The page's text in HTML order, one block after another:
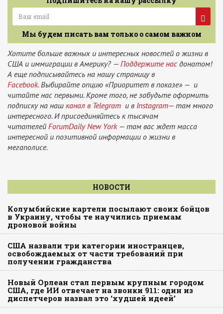
Мы будем писать вам только о самом важном
Хотите больше важных и интересных новостей о жизни в
США и иммиграции в Америку? — Поддержите нас донатом!
А еще подписывайтесь на нашу страницу в
Facebook.Выбирайте опцию «Приоритет в показе» — и
читайте нас первыми. Кроме того, не забудьте оформить
подписку на наш канал в Telegram и в Instagram— там много
интересного. И присоединяйтесь к тысячам
читателей ForumDaily New York— там вас ждет масса
интересной и позитивной информации о жизни в
мегаполисе.
НОВОСТИ
Колумбийские картели посылают своих бойцов
в Украину, чтобы те научились приемам
дроновой войны
США назвали три категории иностранцев,
освобождаемых от части требований при
получении гражданства
Новый Орлеан стал первым крупным городом
США, где ИИ отвечает на звонки 911: один из
диспетчеров назвал это ‘худшей идеей’